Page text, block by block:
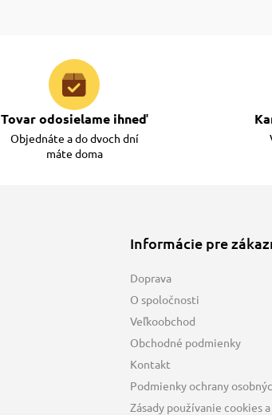
Tovar odosielame ihneď
Objednáte a do dvoch dní
máte doma
Informácie pre
Doprava
O spoločnosti
Veľkoobchod
Obchodné podmienky
Kontakt
Podmienky ochrany
Zásady používanie cookies